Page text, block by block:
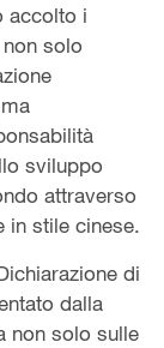
accolto i
solo
sviluppo
attraverso
in stile cinese.
di
dalla
non solo sulle